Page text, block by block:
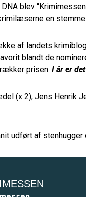
blev
en stemme.
af landets
blandt de
prisen. I år er
(x 2), Jens Henrik
udført af